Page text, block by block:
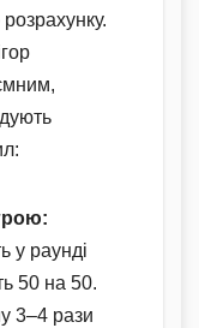
у раунді
50 на 50.
3–4 рази